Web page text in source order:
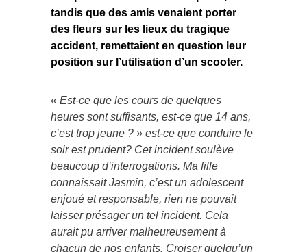
tandis que des amis venaient porter
des fleurs sur les lieux du tragique
accident, remettaient en question leur
position sur l’utilisation d’un scooter.
Est-ce que les cours de quelques
heures sont suffisants, est-ce que 14 ans,
c’est trop jeune ? » est-ce que conduire le
soir est prudent? Cet incident soulève
beaucoup d’interrogations. Ma fille
connaissait Jasmin, c’est un adolescent
enjoué et responsable, rien ne pouvait
laisser présager un tel incident. Cela
aurait pu arriver malheureusement à
chacun de nos enfants. Croiser quelqu’un